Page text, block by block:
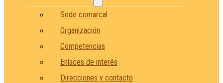
Sede comarcal
Organización
Competencias
Enlaces de interés
Direcciones y contacto